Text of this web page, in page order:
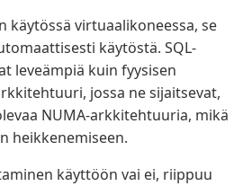
käytössä virtuaalikoneessa, se
käytöstä. SQL-
leveämpiä kuin fyysisen
jossa ne sijaitsevat,
NUMA-arkkitehtuuria, mikä
heikkenemiseen.
käyttöön vai ei, riippuu